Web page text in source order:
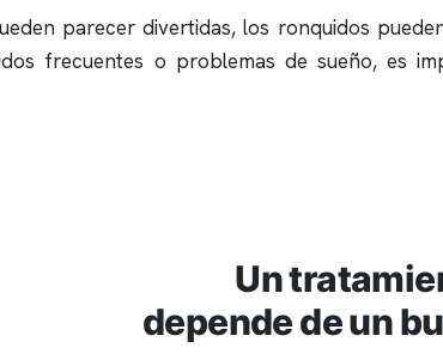
parecer divertidas, los ronquidos
frecuentes o problemas de sueño, es
Un
depende de un